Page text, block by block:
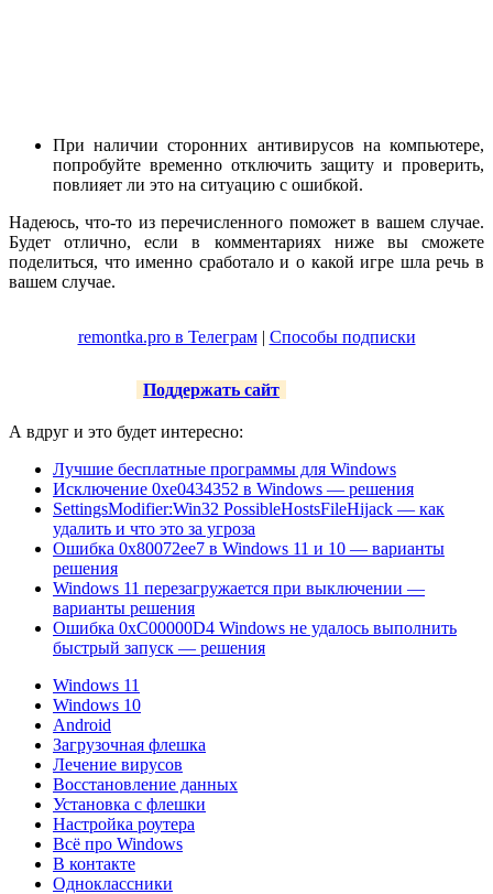
При наличии сторонних антивирусов на компьютере,
попробуйте временно отключить защиту и проверить,
повлияет ли это на ситуацию с ошибкой.
Надеюсь, что-то из перечисленного поможет в вашем случае.
Будет отлично, если в комментариях ниже вы сможете
поделиться, что именно сработало и о какой игре шла речь в
вашем случае.
remontka.pro в Телеграм| Способы подписки
Поддержать сайт
А вдруг и это будет интересно:
Лучшие бесплатные программы для Windows
Исключение 0xe0434352 в Windows — решения
SettingsModifier:Win32 PossibleHostsFileHijack — как
удалить и что это за угроза
Ошибка 0x80072ee7 в Windows 11 и 10 — варианты
решения
Windows 11 перезагружается при выключении —
варианты решения
Ошибка 0xC00000D4 Windows не удалось выполнить
быстрый запуск — решения
Windows 11
Windows 10
Android
Загрузочная флешка
Лечение вирусов
Восстановление данных
Установка с флешки
Настройка роутера
Всё про Windows
В контакте
Одноклассники